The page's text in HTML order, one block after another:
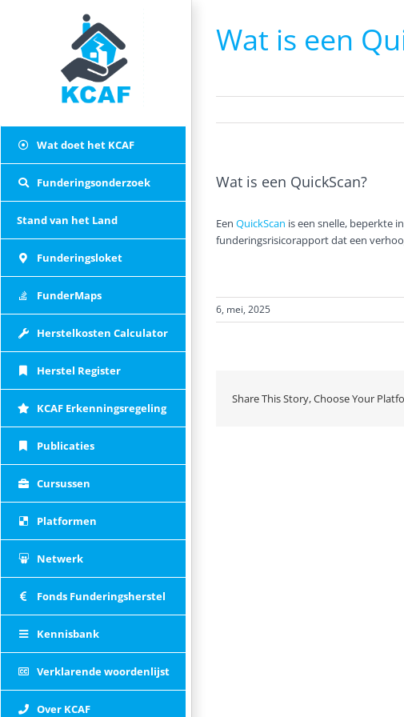
Wat doet het KCAF
Funderingsonderzoek
Stand van het Land
Funderingsloket
FunderMaps
Herstelkosten Calculator
Herstel Register
KCAF Erkenningsregeling
Publicaties
Cursussen
Platformen
Netwerk
Fonds Funderingsherstel
Kennisbank
Verklarende woordenlijst
Over KCAF
Wat is een
Wat is een QuickScan?
Een QuickScan is een snelle, beperkte
funderingsrisicorapport dat een
6, mei, 2025
Share This Story, Choose Your